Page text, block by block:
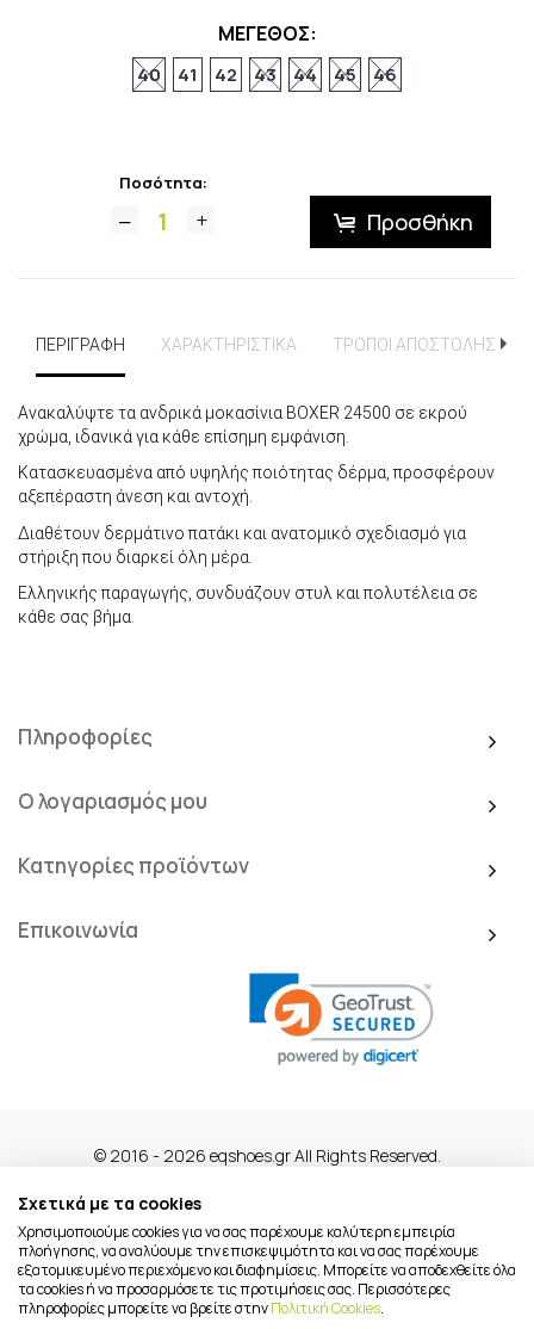
ΜΕΓΕΘΟΣ:
40 41 42 43 44 45 46
Ποσότητα:
Προσθήκη
ΠΕΡΙΓΡΑΦΗ ΧΑΡΑΚΤΗΡΙΣΤΙΚΑ ΤΡΟΠΟΙ ΑΠΟΣΤΟΛΗΣ
Ανακαλύψτε τα ανδρικά μοκασίνια BOXER 24500 σε εκρού
χρώμα, ιδανικά για κάθε επίσημη εμφάνιση.
Κατασκευασμένα από υψηλής ποιότητας δέρμα, προσφέρουν
αξεπέραστη άνεση και αντοχή.
Διαθέτουν δερμάτινο πατάκι και ανατομικό σχεδιασμό για
στήριξη που διαρκεί όλη μέρα.
Ελληνικής παραγωγής, συνδυάζουν στυλ και πολυτέλεια σε
κάθε σας βήμα.
Πληροφορίες
Ο λογαριασμός μου
Κατηγορίες προϊόντων
Επικοινωνία
© 2016 - 2026 eqshoes.gr All Rights Reserved.
Σχετικά με τα cookies
Χρησιμοποιούμε cookies για να σας παρέχουμε καλύτερη εμπειρία
πλοήγησης, να αναλύουμε την επισκεψιμότητα και να σας παρέχουμε
εξατομικευμένο περιεχόμενο και διαφημίσεις. Μπορείτε να αποδεχθείτε όλα
τα cookies ή να προσαρμόσετε τις προτιμήσεις σας. Περισσότερες
πληροφορίες μπορείτε να βρείτε στηνΠολιτική Cookies.